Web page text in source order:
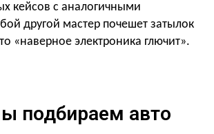
кейсов с аналогичными
другой мастер почешет затылок
«наверное электроника глючит».
подбираем авто